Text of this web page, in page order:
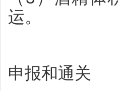
运。
申报和通关